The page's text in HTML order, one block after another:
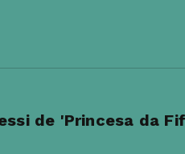
de 'Princesa da